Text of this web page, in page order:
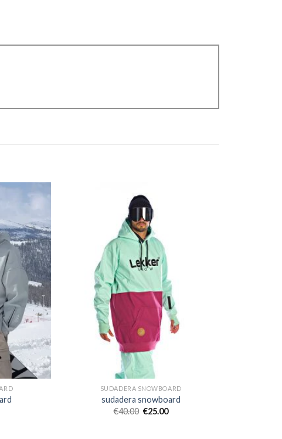
SUDADERA SNOWBOARD
sudadera snowboard
€40.00 €25.00